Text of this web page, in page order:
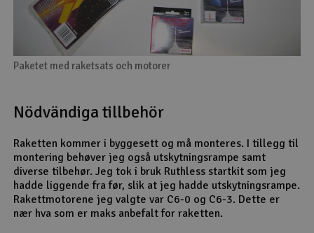
Paketet med raketsats och motorer
Nödvändiga tillbehör
Raketten kommer i byggesett og må monteres. I tillegg til
montering behøver jeg også utskytningsrampe samt
diverse tilbehør. Jeg tok i bruk Ruthless startkit som jeg
hadde liggende fra før, slik at jeg hadde utskytningsrampe.
Rakettmotorene jeg valgte var C6-0 og C6-3. Dette er
nær hva som er maks anbefalt for raketten.